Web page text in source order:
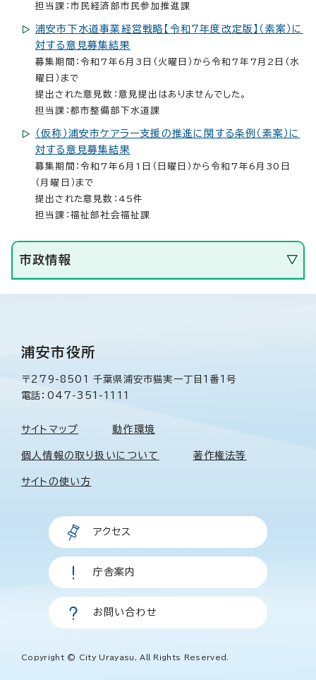
担当課：市民経済部市民参加推進課
浦安市下水道事業経営戦略【令和7年度改定版】（素案）に
対する意見募集結果
募集期間：令和7年6月3日（火曜日）から令和7年7月2日（水
曜日）まで
提出された意見数：意見提出はありませんでした。
担当課：都市整備部下水道課
（仮称）浦安市ケアラー支援の推進に関する条例（素案）に
対する意見募集結果
募集期間：令和7年6月1日（日曜日）から令和7年6月30日
（月曜日）まで
提出された意見数：45件
担当課：福祉部社会福祉課
市政情報
浦安市役所
〒279-8501 千葉県浦安市猫実一丁目1番1号
電話：047-351-1111
サイトマップ 動作環境
個人情報の取り扱いについて 著作権法等
サイトの使い方
アクセス
庁舎案内
お問い合わせ
Copyright © City Urayasu, All Rights Reserved.